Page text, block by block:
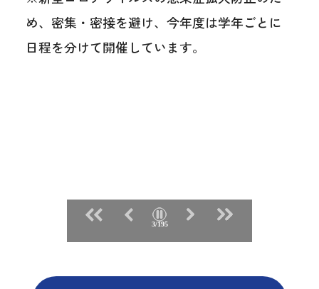
め、密集・密接を避け、今年度は学年ごとに
日程を分けて開催しています。
3/195